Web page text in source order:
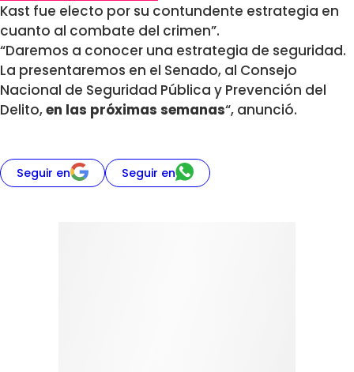
Kast fue electo por su contundente estrategia en
cuanto al combate del crimen”.
“Daremos a conocer una estrategia de seguridad.
La presentaremos en el Senado, al Consejo
Nacional de Seguridad Pública y Prevención del
Delito,en las próximas semanas“, anunció.
Seguir en Seguir en